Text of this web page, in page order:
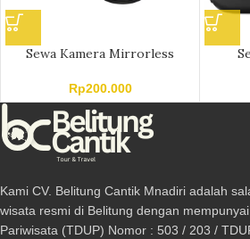
Sewa Kamera Mirrorless
Rp200.000
Kami CV. Belitung Cantik Mnadiri adalah
wisata resmi di Belitung dengan
Pariwisata (TDUP) Nomor : 503 / 203 /